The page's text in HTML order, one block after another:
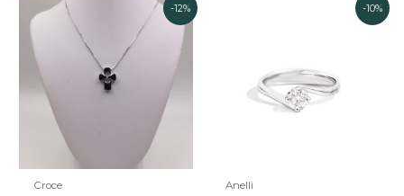
-12%
Croce
prezzo
originale
era:
1.229,00€.
prezzo
attuale
è:
1.080,00€.
-10%
Anelli
5.000,00€.
4.500,00€.